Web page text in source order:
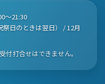
〜21:30
日のときは翌日） / 12月
打合せはできません。